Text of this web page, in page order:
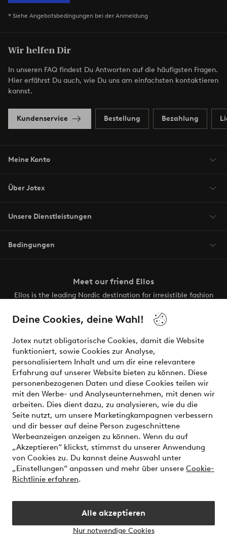
Deine Cookies, deine Wahl!
Jotex nutzt obligatorische Cookies, damit die Website
funktioniert, sowie Cookies zur Analyse,
personalisiertem Inhalt und um dir eine relevantere
Erfahrung auf unserer Website bieten zu können. Diese
personenbezogenen Daten und diese Cookies teilen wir
mit den Werbe- und Analyseunternehmen, mit denen wir
arbeiten. Dies dient dazu, zu analysieren, wie du die
Seite nutzt, um unsere Marketingkampagnen verbessern
und dir besser auf deine Person zugeschnittene
Werbeanzeigen anzeigen zu können. Wenn du auf
„Akzeptieren“ klickst, stimmst du unserer Anwendung
von Cookies zu. Du kannst deine Auswahl unter
„Einstellungen“ anpassen und mehr über unsere Cookie-
Richtlinie erfahren.
Alle akzeptieren
Nur notwendige Cookies
* Siehe Angebotsbedingungen bei der Anmeldung
Wir helfen Dir
In unseren FAQ findest Du Antworten auf die häufigsten Fragen.
Hier erfährst Du auch, wie Du uns am einfachsten kontaktieren
kannst.
Kundenservice Bestellung Bezahlung
Meine Konto
Über Jotex
Unsere Dienstleistungen
Bedingungen
Meet our friend Ellos
Ellos is the leading Nordic destination for irresistible fashion
the latest trends, curated to make finding your next look
effortless. It’s all here.
Visit Ellos
Sichere Zahlungen - Jetzt bezahlen oder aufteilen
Möchtest du mehr über unsere
Zahlungsmöglichkeitenerfahren?